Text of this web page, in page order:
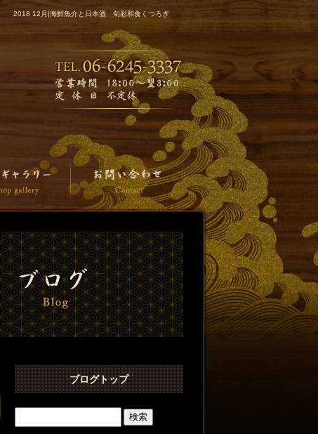
2018 12月|海鮮魚介と日本酒 旬彩和食くつろぎ
ブログトップ